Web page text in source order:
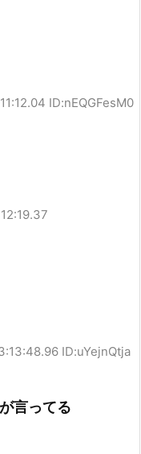
ID:nEQGFesM0
ID:uYejnQtja
言ってる